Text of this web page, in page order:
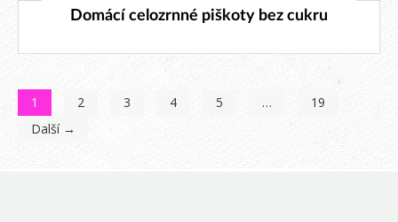
25. 1. 2026
Domácí celozrnné piškoty bez cukru
1 2 3 4 5 …
19
Další →